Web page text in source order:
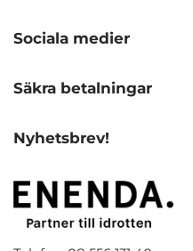
Sociala medier
Säkra betalningar
Nyhetsbrev!